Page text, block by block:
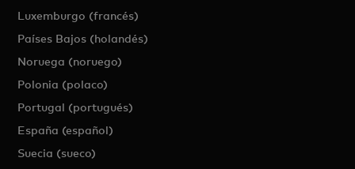
Luxemburgo (francés)
Países Bajos (holandés)
Noruega (noruego)
Polonia (polaco)
Portugal (portugués)
España (español)
Suecia (sueco)